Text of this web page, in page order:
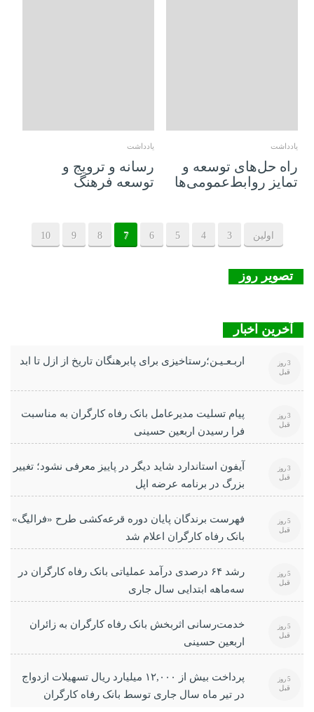
یادداشت
راه حل‌های توسعه و
تمایز روابط‌عمومی‌ها
یادداشت
رسانه و ترویج و
توسعه فرهنگ
اولین 3
4
5
6
7
8
9
10
تصویر روز
آخرین اخبار
اربـعـیـن؛رستاخیزی برای پابرهنگان تاریخ از ازل تا ابد 3 روز
قبل
پیام تسلیت مدیرعامل بانک رفاه کارگران به مناسبت
فرا رسیدن اربعین حسینی
3 روز
قبل
آیفون استاندارد شاید دیگر در پاییز معرفی نشود؛ تغییر
بزرگ در برنامه عرضه اپل
3 روز
قبل
فهرست برندگان پایان دوره قرعه‌کشی طرح «فرالیگ»
بانک رفاه کارگران اعلام شد
5 روز
قبل
رشد ۶۴ درصدی درآمد عملیاتی بانک رفاه کارگران در
سه‌ماهه ابتدایی سال جاری
5 روز
قبل
خدمت‌رسانی اثربخش بانک رفاه کارگران به زائران
اربعین حسینی
5 روز
قبل
پرداخت بیش از ۱۲,۰۰۰ میلیارد ریال تسهیلات ازدواج
در تیر ماه سال جاری توسط بانک رفاه کارگران
5 روز
قبل